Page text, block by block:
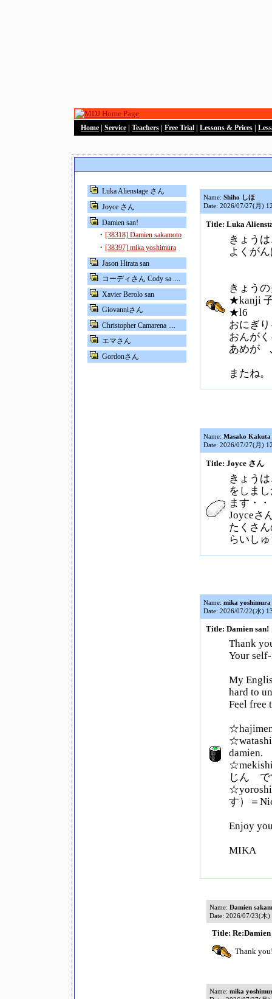
Home Service Teachers Free Trial Lessons & Prices
Luka Alienstage さん
Joyce さん
Damien san!
・ [38318] Damien sakamoto
・ [38397] mika yoshimura
Jason Hirata san
コーディさん Cody sa ....
Xavier Berolo san
Giovanniさん
Christopher Camarena ....
エマさん
Gordonさん
Name: Shiho しほ
Date: 2026/07/27(月)
Title: Luka
きょう
よくが
きょう
★kanji
★l6
おにぎ
おんが
あめが
またね。
Name: Masako Kakuta
Date: 2026/07/27(月)
Title: Joyce さん
きょう
をしま
ます・
Joyceさ
たくさ
らいし
Name: mika yoshimura
Date: 2026/07/22(水)
Title: Damien san!
Thank
Your
My
hard to
Feel free
damien.
じん で
す）＝
Enjoy
MIKA
Name: Damien
Date: 2026/07/23(木)
Title: Re:Damien
Thank
Name: mika